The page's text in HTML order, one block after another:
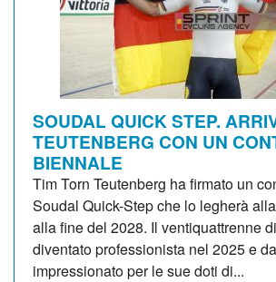
SOUDAL QUICK STEP.
TEUTENBERG CON UN
BIENNALE
Tim Torn Teutenberg ha firmato un
Soudal Quick-Step che lo legherà
alla fine del 2028. Il ventiquattrenne
diventato professionista nel 2025 e
impressionato per le sue doti di...